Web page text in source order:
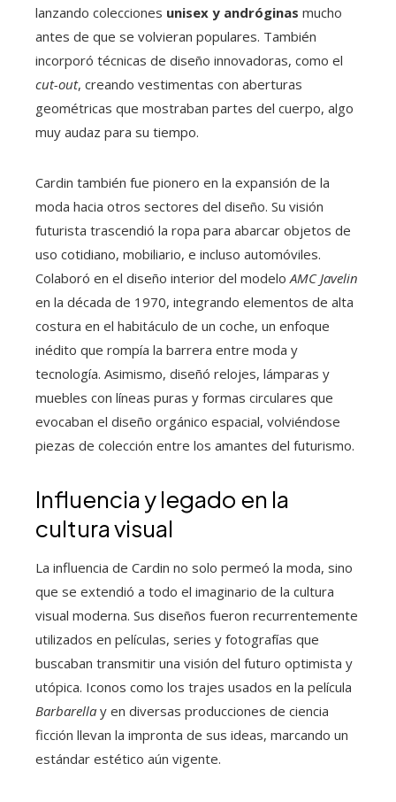
lanzando colecciones unisex y andróginas mucho
antes de que se volvieran populares. También
incorporó técnicas de diseño innovadoras, como el
cut-out, creando vestimentas con aberturas
geométricas que mostraban partes del cuerpo, algo
muy audaz para su tiempo.
Cardin también fue pionero en la expansión de la
moda hacia otros sectores del diseño. Su visión
futurista trascendió la ropa para abarcar objetos de
uso cotidiano, mobiliario, e incluso automóviles.
Colaboró en el diseño interior del modelo AMC Javelin
en la década de 1970, integrando elementos de alta
costura en el habitáculo de un coche, un enfoque
inédito que rompía la barrera entre moda y
tecnología. Asimismo, diseñó relojes, lámparas y
muebles con líneas puras y formas circulares que
evocaban el diseño orgánico espacial, volviéndose
piezas de colección entre los amantes del futurismo.
Influencia y legado en la
cultura visual
La influencia de Cardin no solo permeó la moda, sino
que se extendió a todo el imaginario de la cultura
visual moderna. Sus diseños fueron recurrentemente
utilizados en películas, series y fotografías que
buscaban transmitir una visión del futuro optimista y
utópica. Iconos como los trajes usados en la película
Barbarella y en diversas producciones de ciencia
ficción llevan la impronta de sus ideas, marcando un
estándar estético aún vigente.